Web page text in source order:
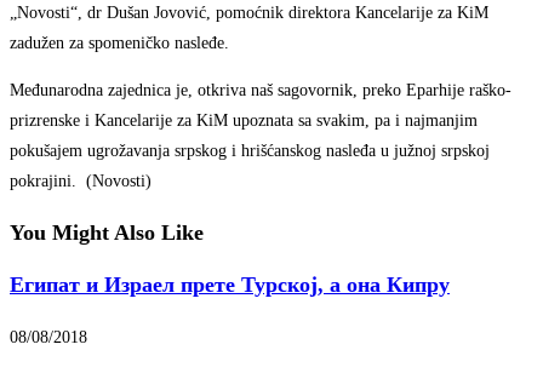
„Novosti“, dr Dušan Jovović, pomoćnik direktora Kancelarije za KiM
zadužen za spomeničko nasleđe.
Međunarodna zajednica je, otkriva naš sagovornik, preko Eparhije raško-
prizrenske i Kancelarije za KiM upoznata sa svakim, pa i najmanjim
pokušajem ugrožavanja srpskog i hrišćanskog nasleđa u južnoj srpskoj
pokrajini. (Novosti)
You Might Also Like
Египат и Израел прете Турској, а она Кипру
08/08/2018